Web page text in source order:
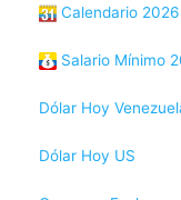
Calendario
Salario Mínimo
Dólar Hoy
Dólar Hoy US